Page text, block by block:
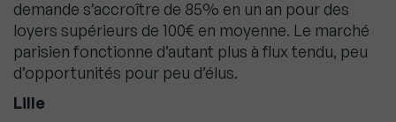
demande s’accroître de 85% en un an pour des
loyers supérieurs de 100€ en moyenne. Le marché
parisien fonctionne d’autant plus à flux tendu, peu
d’opportunités pour peu d’élus.
Lille